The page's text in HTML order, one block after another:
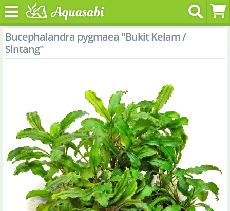
Bucephalandra pygmaea "Bukit Kelam /
Sintang"